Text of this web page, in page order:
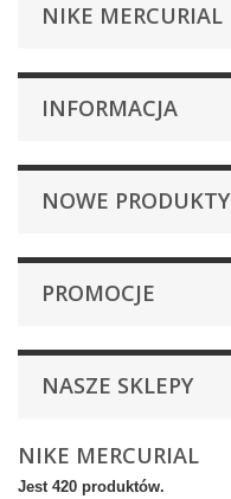
NIKE MERCURIAL
INFORMACJA
NOWE PRODUKTY
PROMOCJE
NASZE SKLEPY
NIKE MERCURIAL
Jest 420 produktów.